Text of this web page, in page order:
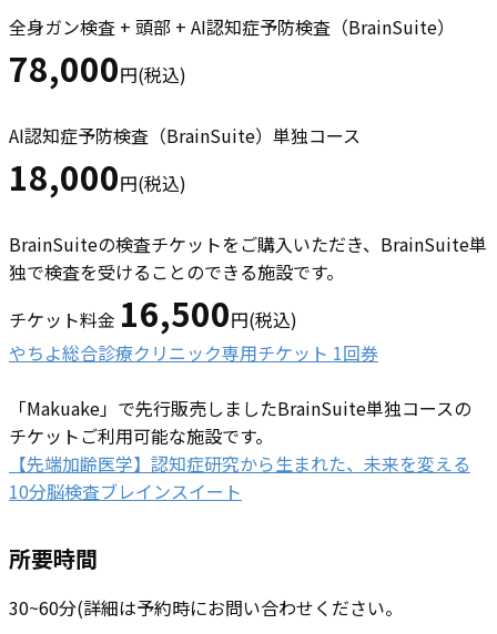
全身ガン検査 + 頭部 + AI認知症予防検査（BrainSuite）
78,000円(税込)
AI認知症予防検査（BrainSuite）単独コース
18,000円(税込)
BrainSuiteの検査チケットをご購入いただき、BrainSuite単
独で検査を受けることのできる施設です。
チケット料金 16,500円(税込)
やちよ総合診療クリニック専用チケット 1回券
「Makuake」で先行販売しましたBrainSuite単独コースの
チケットご利用可能な施設です。
【先端加齢医学】認知症研究から生まれた、未来を変える
10分脳検査ブレインスイート
所要時間
30~60分(詳細は予約時にお問い合わせください。